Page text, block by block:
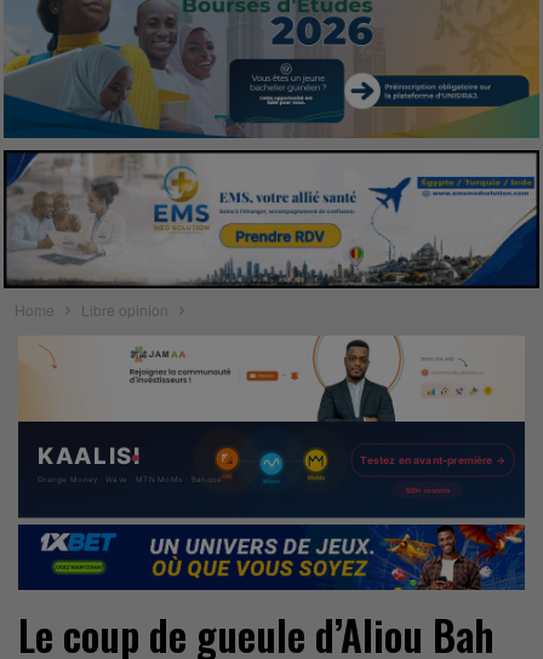
Home Libre opinion
Le coup de gueule d’Aliou Bah